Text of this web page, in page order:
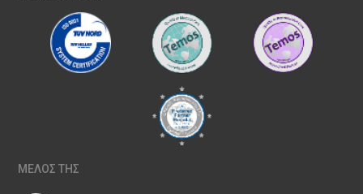
ΜΕΛΟΣ ΤΗΣ